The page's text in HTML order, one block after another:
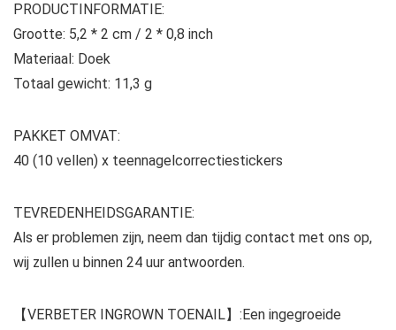
PRODUCTINFORMATIE:
Grootte: 5,2 * 2 cm / 2 * 0,8 inch
Materiaal: Doek
Totaal gewicht: 11,3 g
PAKKET OMVAT:
40 (10 vellen) x teennagelcorrectiestickers
TEVREDENHEIDSGARANTIE:
Als er problemen zijn, neem dan tijdig contact met ons op,
wij zullen u binnen 24 uur antwoorden.
【VERBETER INGROWN TOENAIL】:Een ingegroeide